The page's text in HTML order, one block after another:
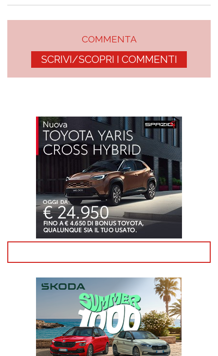
COMMENTA
SCRIVI/SCOPRI I COMMENTI